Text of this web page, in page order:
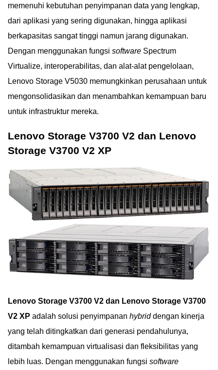
memenuhi kebutuhan penyimpanan data yang lengkap,
dari aplikasi yang sering digunakan, hingga aplikasi
berkapasitas sangat tinggi namun jarang digunakan.
Dengan menggunakan fungsi software Spectrum
Virtualize, interoperabilitas, dan alat-alat pengelolaan,
Lenovo Storage V5030 memungkinkan perusahaan untuk
mengonsolidasikan dan menambahkan kemampuan baru
untuk infrastruktur mereka.
Lenovo Storage V3700 V2 dan Lenovo
Storage V3700 V2 XP
Lenovo Storage V3700 V2 dan Lenovo Storage V3700
V2 XP adalah solusi penyimpanan hybriddengan kinerja
yang telah ditingkatkan dari generasi pendahulunya,
ditambah kemampuan virtualisasi dan fleksibilitas yang
lebih luas. Dengan menggunakan fungsi software